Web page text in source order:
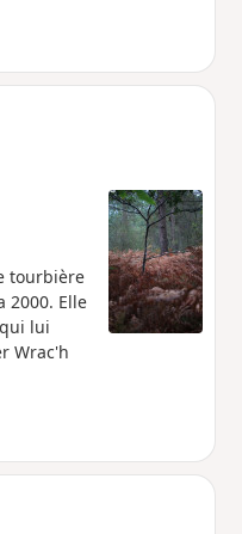
tourbière
2000. Elle
lui
Wrac'h